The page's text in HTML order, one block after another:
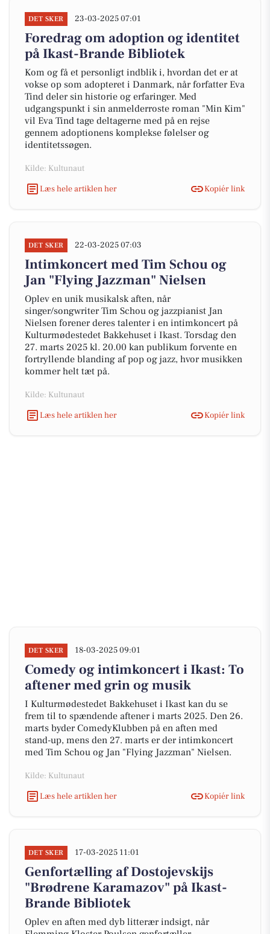
DET SKER 23-03-2025 07:01
Foredrag om adoption og identitet
på Ikast-Brande Bibliotek
Kom og få et personligt indblik i, hvordan det er at
vokse op som adopteret i Danmark, når forfatter Eva
Tind deler sin historie og erfaringer. Med
udgangspunkt i sin anmelderroste roman "Min Kim"
vil Eva Tind tage deltagerne med på en rejse
gennem adoptionens komplekse følelser og
identitetssøgen.
Kilde: Kultunaut
Læs hele artiklen her
Kopiér link
DET SKER 22-03-2025 07:03
Intimkoncert med Tim Schou og
Jan "Flying Jazzman" Nielsen
Oplev en unik musikalsk aften, når
singer/songwriter Tim Schou og jazzpianist Jan
Nielsen forener deres talenter i en intimkoncert på
Kulturmødestedet Bakkehuset i Ikast. Torsdag den
27. marts 2025 kl. 20.00 kan publikum forvente en
fortryllende blanding af pop og jazz, hvor musikken
kommer helt tæt på.
Kilde: Kultunaut
Læs hele artiklen her
Kopiér link
DET SKER 18-03-2025 09:01
Comedy og intimkoncert i Ikast: To
aftener med grin og musik
I Kulturmødestedet Bakkehuset i Ikast kan du se
frem til to spændende aftener i marts 2025. Den 26.
marts byder ComedyKlubben på en aften med
stand-up, mens den 27. marts er der intimkoncert
med Tim Schou og Jan "Flying Jazzman" Nielsen.
Kilde: Kultunaut
Læs hele artiklen her
Kopiér link
DET SKER 17-03-2025 11:01
Genfortælling af Dostojevskijs
"Brødrene Karamazov" på Ikast-
Brande Bibliotek
Oplev en aften med dyb litterær indsigt, når